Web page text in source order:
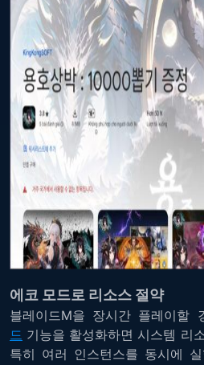
에코 모드로 리소스 절약
블레이드M을 장시간 플레이할
드 기능을 활성화하면 시스템 리
특히 여러 인스턴스를 동시에